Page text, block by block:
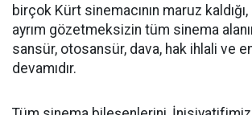
birçok Kürt sinemacının maruz
ayrım gözetmeksizin tüm sinema
sansür, otosansür, dava, hak ihlali ve
devamıdır.